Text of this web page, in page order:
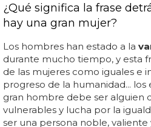
¿Qué significa la frase
hay una gran mujer?
Los hombres han estado a la
durante mucho tiempo, y esta
de las mujeres como iguales e
progreso de la humanidad...
gran hombre debe ser alguien
vulnerables y lucha por la
ser una persona noble,